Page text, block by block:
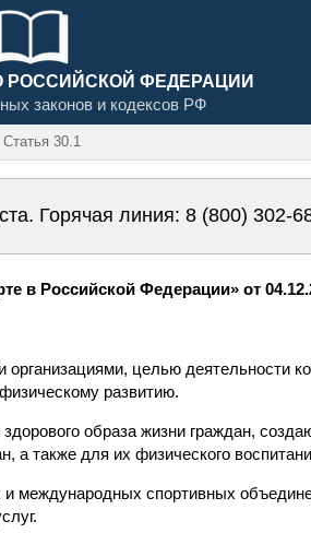
РОССИЙСКОЙ ФЕДЕРАЦИИ
законов и кодексов РФ
30.1
Горячая линия: 8 (800) 302-
в Российской Федерации» от
целью деятельности
развитию.
образа жизни граждан,
а также для их физического
международных спортивных